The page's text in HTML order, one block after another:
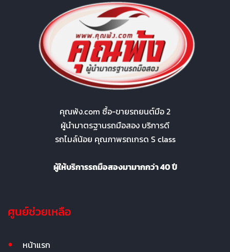
คุณพ้ง.com ซื้อ-ขายรถยนต์มือ 2
ผู้นำมาตรฐานรถมือสอง บริการดี
รถไมล์น้อย คุณภาพรถเกรด S class
ผู้ให้บริการรถมือสองมามากกว่า 40 ปี
ศูนย์ช่วยเหลือ
หน้าแรก